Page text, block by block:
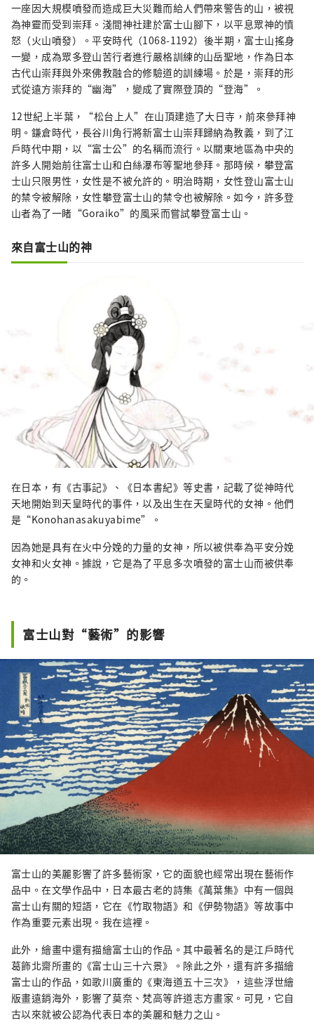
一座因大規模噴發而造成巨大災難而給人們帶來警告的山，被視
為神靈而受到崇拜。淺間神社建於富士山腳下，以平息眾神的憤
怒（火山噴發）。平安時代（1068-1192）後半期，富士山搖身
一變，成為眾多登山苦行者進行嚴格訓練的山岳聖地，作為日本
古代山崇拜與外來佛教融合的修驗道的訓練場。於是，崇拜的形
式從遠方崇拜的“幽海”，變成了實際登頂的“登海”。
12世紀上半葉，“松台上人”在山頂建造了大日寺，前來參拜神
明。鎌倉時代，長谷川角行將新富士山崇拜歸納為教義，到了江
戶時代中期，以“富士公”的名稱而流行。以關東地區為中央的
許多人開始前往富士山和白絲瀑布等聖地參拜。那時候，攀登富
士山只限男性，女性是不被允許的。明治時期，女性登山富士山
的禁令被解除，女性攀登富士山的禁令也被解除。如今，許多登
山者為了一睹“Goraiko”的風采而嘗試攀登富士山。
來自富士山的神
在日本，有《古事記》、《日本書紀》等史書，記載了從神時代
天地開始到天皇時代的事件，以及出生在天皇時代的女神。他們
是“Konohanasakuyabime”。
因為她是具有在火中分娩的力量的女神，所以被供奉為平安分娩
女神和火女神。據說，它是為了平息多次噴發的富士山而被供奉
的。
富士山對“藝術”的影響
富士山的美麗影響了許多藝術家，它的面貌也經常出現在藝術作
品中。在文學作品中，日本最古老的詩集《萬葉集》中有一個與
富士山有關的短語，它在《竹取物語》和《伊勢物語》等故事中
作為重要元素出現。我在這裡。
此外，繪畫中還有描繪富士山的作品。其中最著名的是江戶時代
葛飾北齋所畫的《富士山三十六景》。除此之外，還有許多描繪
富士山的作品，如歌川廣重的《東海道五十三次》，這些浮世繪
版畫遠銷海外，影響了莫奈、梵高等許道志方畫家。可見，它自
古以來就被公認為代表日本的美麗和魅力之山。